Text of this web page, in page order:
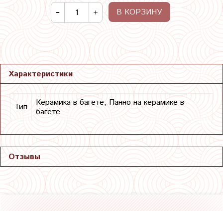
В КОРЗИНУ
Характеристики
Тип
Керамика в багете, Панно на керамике в
багете
Отзывы